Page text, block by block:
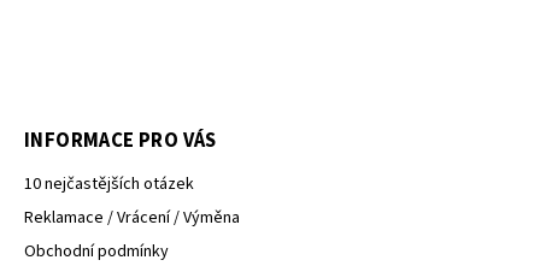
INFORMACE PRO VÁS
10 nejčastějších otázek
Reklamace / Vrácení / Výměna
Obchodní podmínky